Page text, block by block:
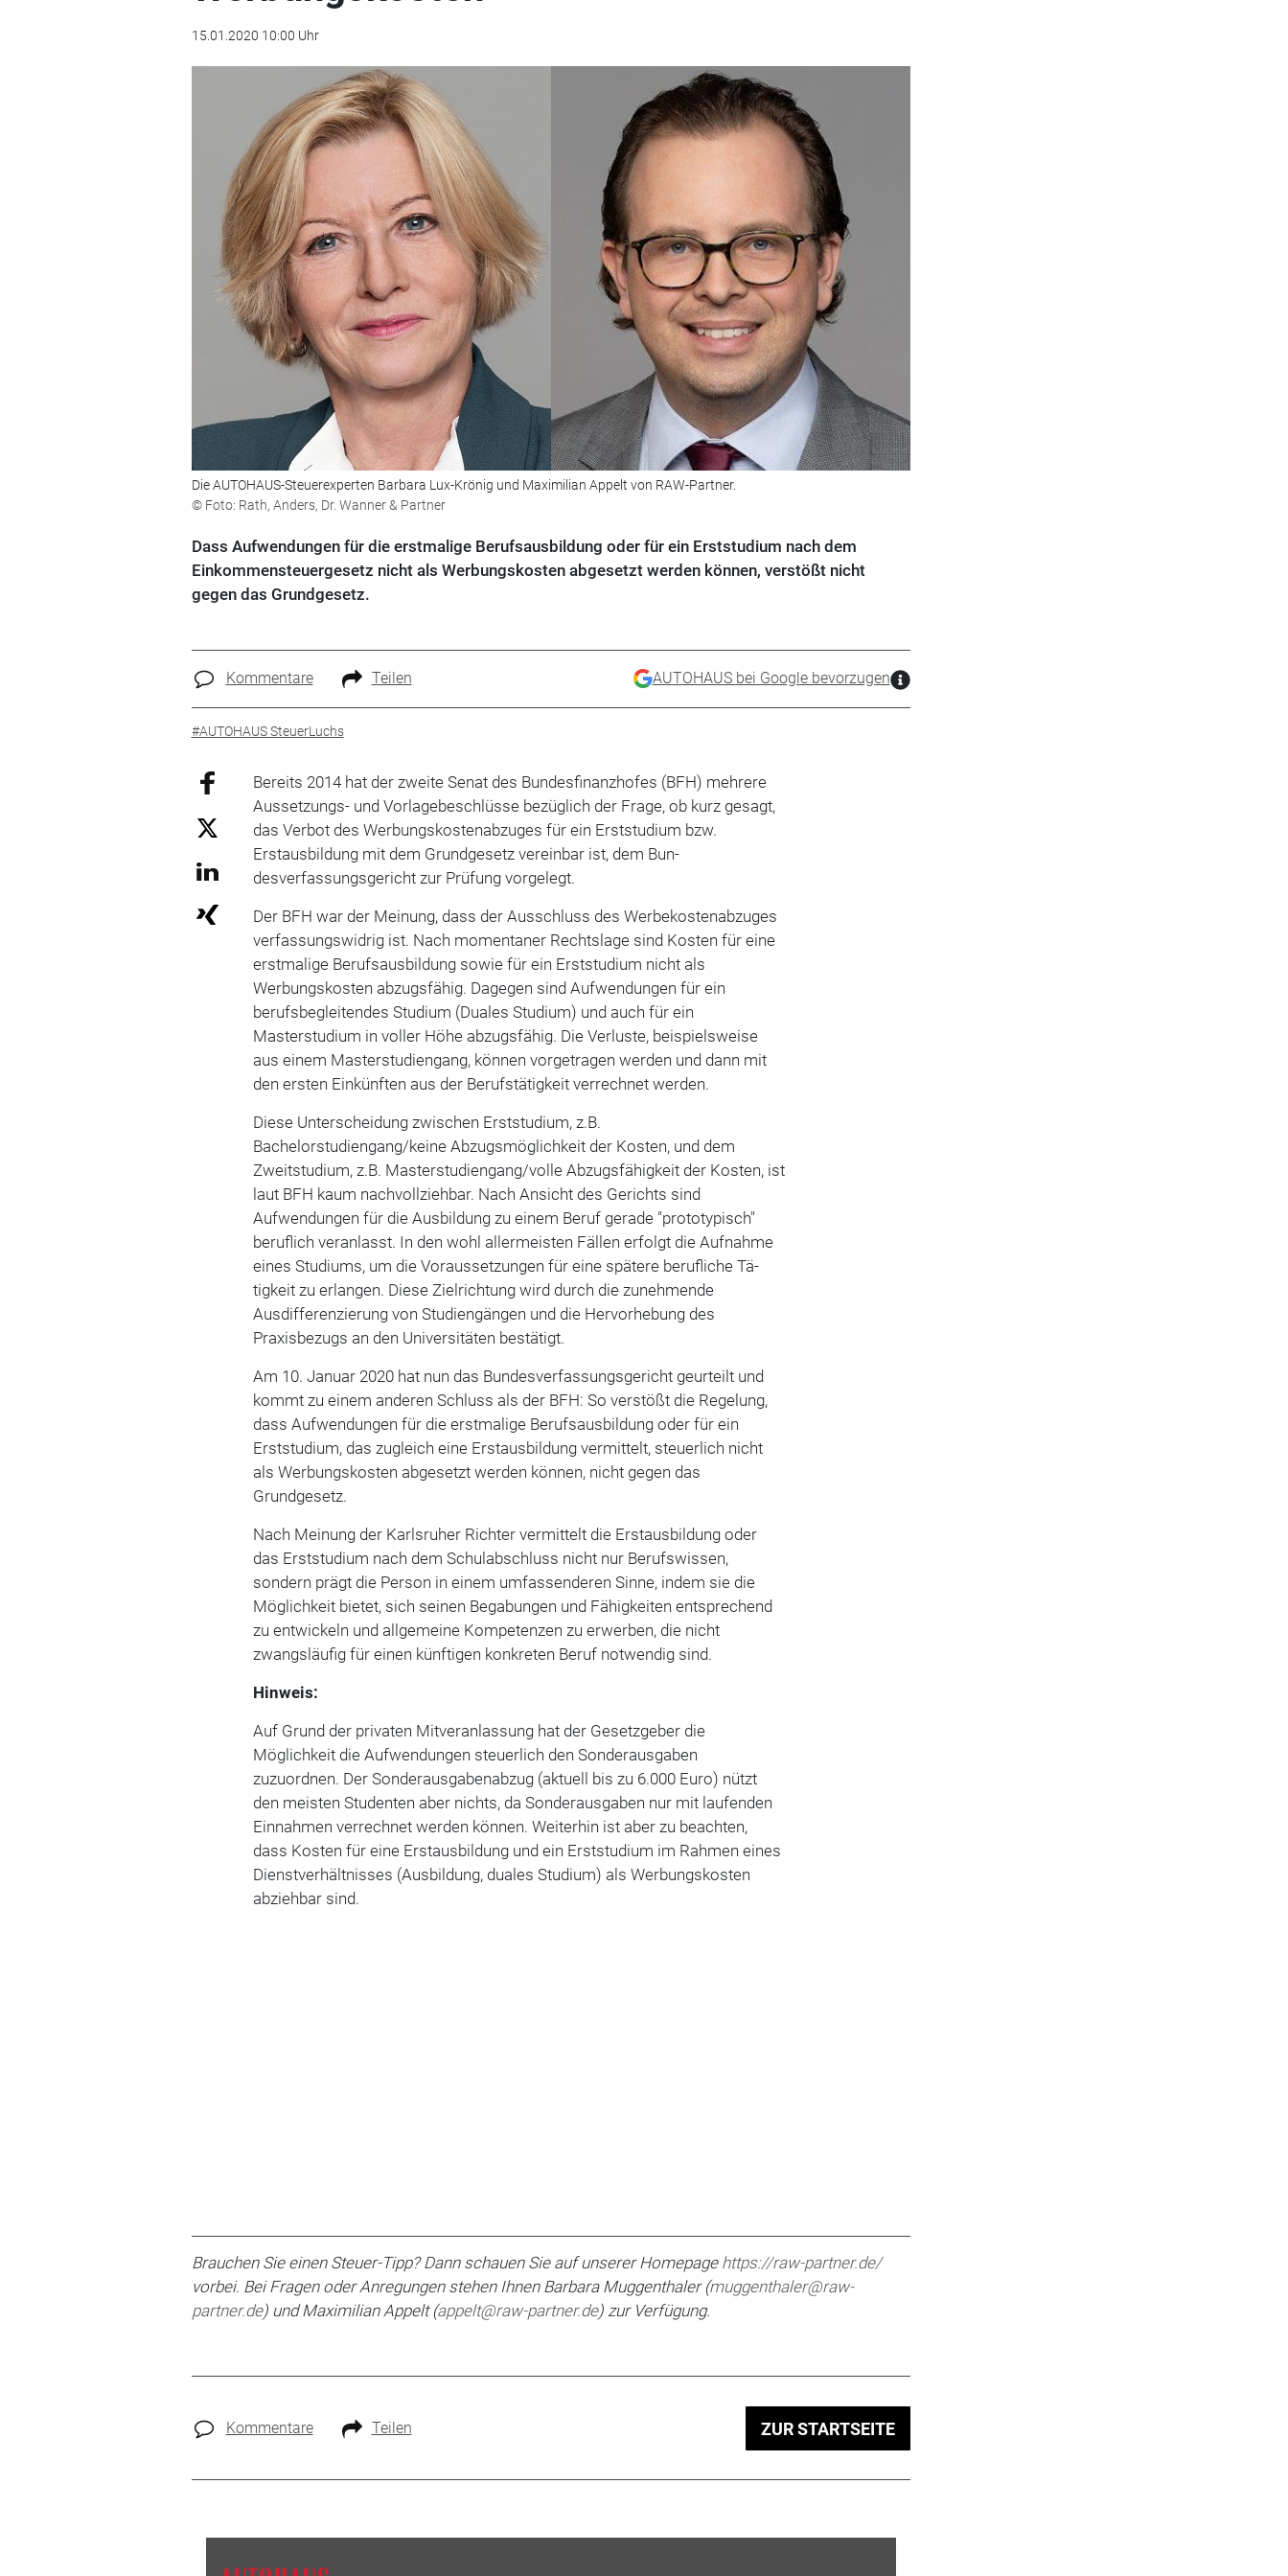
15.01.2020 10:00 Uhr
Die AUTOHAUS-Steuerexperten Barbara Lux-Krönig und Maximilian Appelt von RAW-Partner.
© Foto: Rath, Anders, Dr. Wanner & Partner
Dass Aufwendungen für die erstmalige Berufsausbildung oder für ein Erststudium nach dem
Einkommensteuergesetz nicht als Werbungskosten abgesetzt werden können, verstößt nicht
gegen das Grundgesetz.
Kommentare Teilen AUTOHAUS bei Google bevorzugen
#AUTOHAUS SteuerLuchs
Bereits 2014 hat der zweite Senat des Bundesfinanzhofes (BFH) mehrere
Aussetzungs- und Vorlagebeschlüsse bezüglich der Frage, ob kurz gesagt,
das Verbot des Werbungskostenab­zuges für ein Erststudium bzw.
Erstausbildung mit dem Grundgesetz vereinbar ist, dem Bun­
desverfassungsgericht zur Prüfung vorgelegt.
Der BFH war der Meinung, dass der Ausschluss des Werbekostenabzuges
verfassungswidrig ist. Nach momentaner Rechtslage sind Kosten für eine
erstmalige Berufsausbildung sowie für ein Erststudium nicht als
Werbungskosten abzugsfähig. Dagegen sind Aufwendungen für ein
berufsbegleitendes Studium (Duales Studium) und auch für ein
Masterstudium in voller Höhe abzugsfähig. Die Verluste, beispielsweise
aus einem Masterstudiengang, können vorgetragen wer­den und dann mit
den ersten Einkünften aus der Berufstätigkeit verrechnet werden.
Diese Unterscheidung zwischen Erststudium, z.B.
Bachelorstudiengang/keine Abzugsmöglichkeit der Kosten, und dem
Zweitstudium, z.B. Masterstudiengang/volle Abzugsfähigkeit der Kos­ten, ist
laut BFH kaum nachvollziehbar. Nach Ansicht des Gerichts sind
Aufwendungen für die Ausbildung zu einem Beruf gerade "prototypisch"
beruflich veranlasst. In den wohl allermeisten Fällen er­folgt die Aufnahme
eines Studiums, um die Voraussetzungen für eine spätere beruf­liche Tä­
tigkeit zu erlangen. Diese Zielrichtung wird durch die zunehmende
Ausdifferenzierung von Stu­diengängen und die Hervorhebung des
Praxisbezugs an den Universitäten bestätigt.
Am 10. Januar 2020 hat nun das Bundesverfassungsgericht geurteilt und
kommt zu einem anderen Schluss als der BFH: So verstößt die Regelung,
dass Aufwendungen für die erstma­lige Berufsausbildung oder für ein
Erststudium, das zugleich eine Erstausbildung vermittelt, steuerlich nicht
als Werbungskosten abgesetzt werden können, nicht gegen das
Grundgesetz.
Nach Meinung der Karlsruher Richter vermittelt die Erstausbildung oder
das Erststudium nach dem Schulabschluss nicht nur Berufswissen,
sondern prägt die Person in einem umfassende­ren Sinne, indem sie die
Möglichkeit bietet, sich seinen Begabungen und Fähigkeiten entspre­chend
zu entwickeln und allgemeine Kompetenzen zu erwerben, die nicht
zwangsläufig für einen künftigen konkreten Beruf notwendig sind.
Hinweis:
Auf Grund der privaten Mitveranlassung hat der Gesetzgeber die
Möglichkeit die Aufwendun­gen steuerlich den Sonderausgaben
zuzuordnen. Der Sonderausgabenabzug (aktuell bis zu 6.000 Euro) nützt
den meisten Studenten aber nichts, da Sonderausgaben nur mit laufenden
Einnahmen verrechnet werden können. Weiterhin ist aber zu beachten,
dass Kosten für eine Erstausbildung und ein Erststudium im Rahmen eines
Dienstverhältnisses (Ausbildung, duales Studium) als Werbungskosten
abzieh­bar sind.
Brauchen Sie einen Steuer-Tipp? Dann schauen Sie auf unserer Homepage https://raw-partner.de/
vorbei. Bei Fragen oder An­regungen stehen Ihnen Barbara Muggenthaler (muggenthaler@raw-
partner.de) undMaximilian Appelt (appelt@raw-partner.de) zur Verfügung.
Kommentare Teilen ZUR STARTSEITE